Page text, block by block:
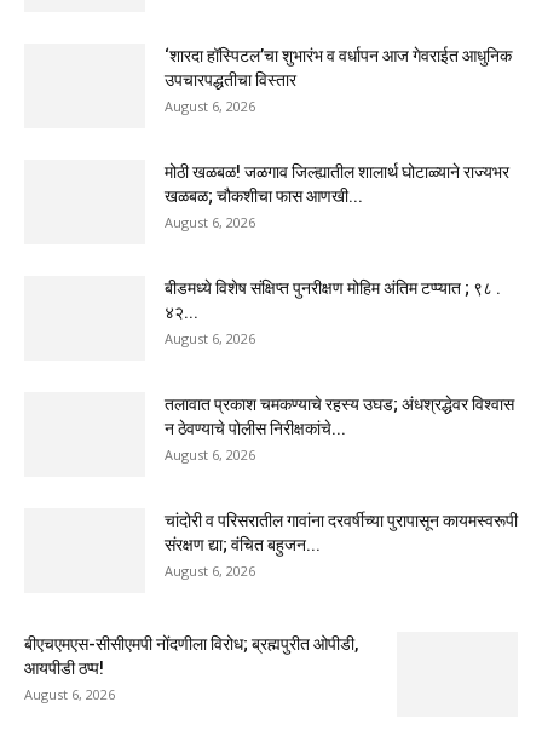
‘शारदा हॉस्पिटल’चा शुभारंभ व वर्धापन आज गेवराईत आधुनिक
उपचारपद्धतीचा विस्तार
August 6, 2026
मोठी खळबळ! जळगाव जिल्ह्यातील शालार्थ घोटाळ्याने राज्यभर
खळबळ; चौकशीचा फास आणखी...
August 6, 2026
बीडमध्ये विशेष संक्षिप्त पुनरीक्षण मोहिम अंतिम टप्प्यात ; ९८ .
४२...
August 6, 2026
तलावात प्रकाश चमकण्याचे रहस्य उघड; अंधश्रद्धेवर विश्वास
न ठेवण्याचे पोलीस निरीक्षकांचे...
August 6, 2026
चांदोरी व परिसरातील गावांना दरवर्षीच्या पुरापासून कायमस्वरूपी
संरक्षण द्या; वंचित बहुजन...
August 6, 2026
बीएचएमएस-सीसीएमपी नोंदणीला विरोध; ब्रह्मपुरीत ओपीडी,
आयपीडी ठप्प!
August 6, 2026